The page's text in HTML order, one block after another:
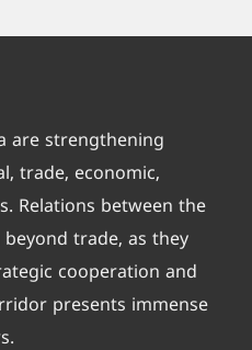
are strengthening
trade, economic,
Relations between the
trade, as they
cooperation and
presents immense